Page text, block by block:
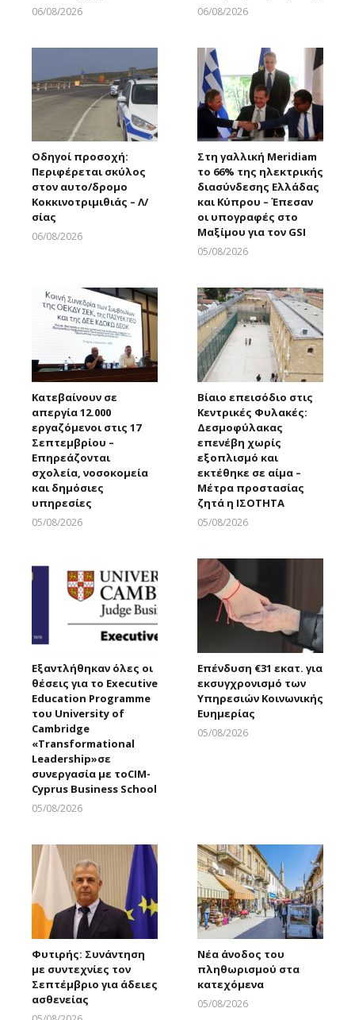
06/08/2026
06/08/2026
Οδηγοί προσοχή:
Περιφέρεται σκύλος
στον αυτο/δρομο
Κοκκινοτριμιθιάς – Λ/
σίας
06/08/2026
Στη γαλλική Meridiam
το 66% της ηλεκτρικής
διασύνδεσης Ελλάδας
και Κύπρου – Έπεσαν
οι υπογραφές στο
Μαξίμου για τον GSI
05/08/2026
Κατεβαίνουν σε
απεργία 12.000
εργαζόμενοι στις 17
Σεπτεμβρίου –
Επηρεάζονται
σχολεία, νοσοκομεία
και δημόσιες
υπηρεσίες
05/08/2026
Βίαιο επεισόδιο στις
Κεντρικές Φυλακές:
Δεσμοφύλακας
επενέβη χωρίς
εξοπλισμό και
εκτέθηκε σε αίμα –
Μέτρα προστασίας
ζητά η ΙΣΟΤΗΤΑ
05/08/2026
Εξαντλήθηκαν όλες οι
θέσεις για το Executive
Education Programme
του University of
Cambridge
«Transformational
Leadership»σε
συνεργασία με τοCIM-
Cyprus Business School
05/08/2026
Επένδυση €31 εκατ. για
εκσυγχρονισμό των
Υπηρεσιών Κοινωνικής
Ευημερίας
05/08/2026
Φυτιρής: Συνάντηση
με συντεχνίες τον
Σεπτέμβριο για άδειες
ασθενείας
Νέα άνοδος του
πληθωρισμού στα
κατεχόμενα
05/08/2026